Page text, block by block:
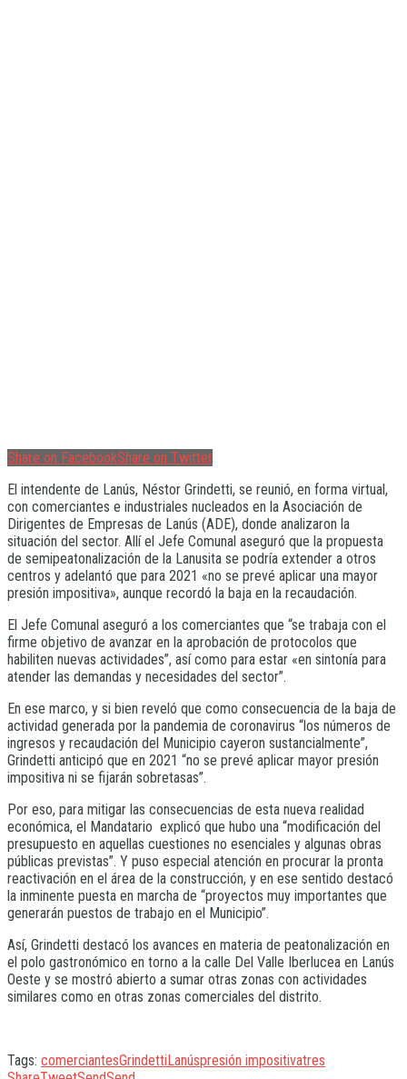
Share on FacebookShare on Twitter
El intendente de Lanús, Néstor Grindetti, se reunió, en forma virtual,
con comerciantes e industriales nucleados en la Asociación de
Dirigentes de Empresas de Lanús (ADE), donde analizaron la
situación del sector. Allí el Jefe Comunal aseguró que la propuesta
de semipeatonalización de la Lanusita se podría extender a otros
centros y adelantó que para 2021 «no se prevé aplicar una mayor
presión impositiva», aunque recordó la baja en la recaudación.
El Jefe Comunal aseguró a los comerciantes que “se trabaja con el
firme objetivo de avanzar en la aprobación de protocolos que
habiliten nuevas actividades”, así como para estar «en sintonía para
atender las demandas y necesidades del sector”.
En ese marco, y si bien reveló que como consecuencia de la baja de
actividad generada por la pandemia de coronavirus “los números de
ingresos y recaudación del Municipio cayeron sustancialmente”,
Grindetti anticipó que en 2021 “no se prevé aplicar mayor presión
impositiva ni se fijarán sobretasas”.
Por eso, para mitigar las consecuencias de esta nueva realidad
económica, el Mandatario explicó que hubo una “modificación del
presupuesto en aquellas cuestiones no esenciales y algunas obras
públicas previstas”. Y puso especial atención en procurar la pronta
reactivación en el área de la construcción, y en ese sentido destacó
la inminente puesta en marcha de “proyectos muy importantes que
generarán puestos de trabajo en el Municipio”.
Así, Grindetti destacó los avances en materia de peatonalización en
el polo gastronómico en torno a la calle Del Valle Iberlucea en Lanús
Oeste y se mostró abierto a sumar otras zonas con actividades
similares como en otras zonas comerciales del distrito.
Tags: comerciantesGrindetti Lanúspresión impositivatres